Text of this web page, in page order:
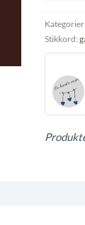
Kategorier:
Stikkord: